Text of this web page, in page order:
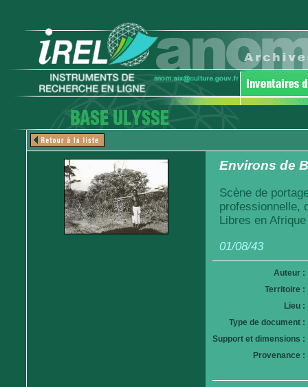
Environs de
Scène de
professionnelle,
Libres en
01/08/43
Auteur :
Territoire :
Lieu :
Type de document :
Support et dimensions :
Provenance :